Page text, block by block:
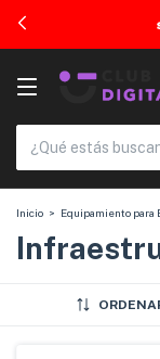
Inicio > Equipamiento para